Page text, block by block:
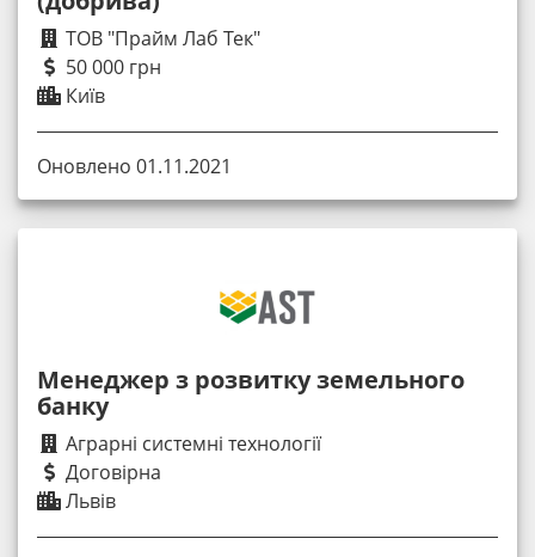
ТОВ "Прайм Лаб Тек"
50 000 грн
Київ
Оновлено 01.11.2021
Менеджер з розвитку земельного
банку
Аграрні системні технології
Договірна
Львів